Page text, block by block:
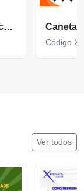
Caneta com corpo de Metal e Ponteira Touch acionamento por clique X14857
Código
Ver todos